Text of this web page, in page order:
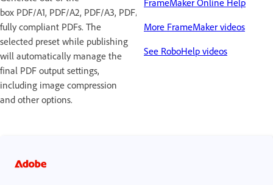
box PDF/A1, PDF/A2, PDF/A3, PDF/X1, PDF/X2, PDF/X3, and PDF/X4
fully compliant PDFs. The
selected preset while publishing
will automatically manage the
final PDF output settings,
including image compression
and other options.
FrameMaker Online Help
More FrameMaker videos
See RoboHelp videos